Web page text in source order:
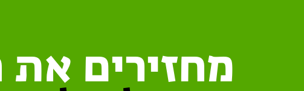
מחזירים את